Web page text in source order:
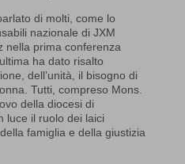
di molti, come lo
nazionale di JXM
nella prima conferenza
ha dato risalto
dell’unità, il bisogno di
Tutti, compreso Mons.
della diocesi di
luce il ruolo dei laici
famiglia e della giustizia